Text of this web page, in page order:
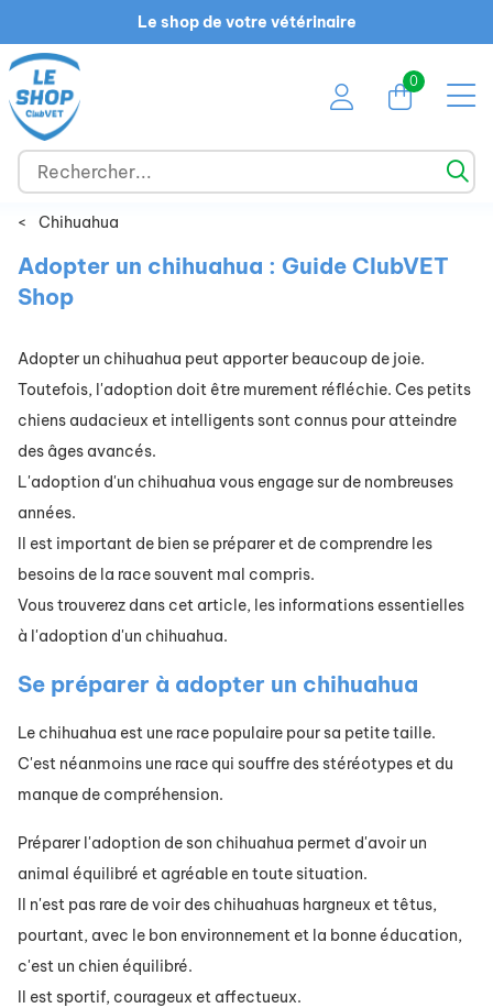
Le shop de votre vétérinaire
0
< Chihuahua
Adopter un chihuahua : Guide ClubVET
Shop
Adopter un chihuahua peut apporter beaucoup de joie.
Toutefois, l'adoption doit être murement réfléchie. Ces petits
chiens audacieux et intelligents sont connus pour atteindre
des âges avancés.
L'adoption d'un chihuahua vous engage sur de nombreuses
années.
Il est important de bien se préparer et de comprendre les
besoins de la race souvent mal compris.
Vous trouverez dans cet article, les informations essentielles
à l'adoption d'un chihuahua.
Se préparer à adopter un chihuahua
Le chihuahua est une race populaire pour sa petite taille.
C'est néanmoins une race qui souffre des stéréotypes et du
manque de compréhension.
Préparer l'adoption de son chihuahua permet d'avoir un
animal équilibré et agréable en toute situation.
Il n'est pas rare de voir des chihuahuas hargneux et têtus,
pourtant, avec le bon environnement et la bonne éducation,
c'est un chien équilibré.
Il est sportif, courageux et affectueux.